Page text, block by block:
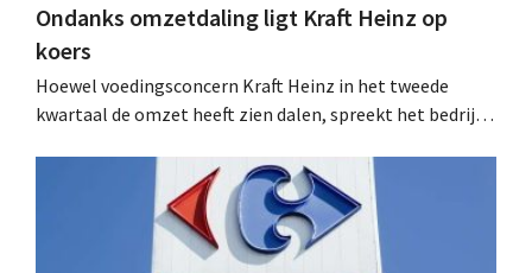
Ondanks omzetdaling ligt Kraft Heinz op
koers
Hoewel voedingsconcern Kraft Heinz in het tweede
kwartaal de omzet heeft zien dalen, spreekt het bedrijf
multinational verhoogt de investeringen en de
vooruitzichten.